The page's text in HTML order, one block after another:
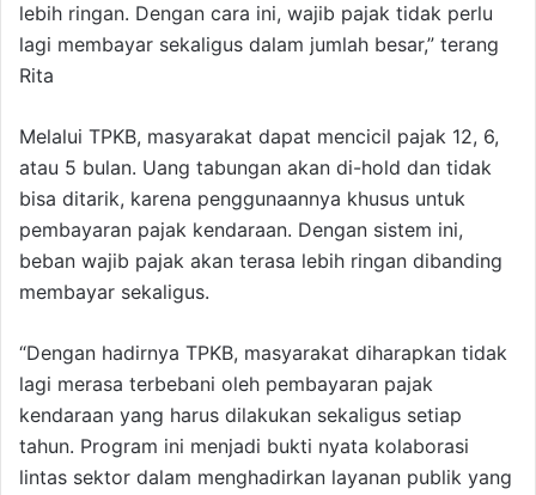
lebih ringan. Dengan cara ini, wajib pajak tidak perlu
lagi membayar sekaligus dalam jumlah besar,” terang
Rita
Melalui TPKB, masyarakat dapat mencicil pajak 12, 6,
atau 5 bulan. Uang tabungan akan di-hold dan tidak
bisa ditarik, karena penggunaannya khusus untuk
pembayaran pajak kendaraan. Dengan sistem ini,
beban wajib pajak akan terasa lebih ringan dibanding
membayar sekaligus.
“Dengan hadirnya TPKB, masyarakat diharapkan tidak
lagi merasa terbebani oleh pembayaran pajak
kendaraan yang harus dilakukan sekaligus setiap
tahun. Program ini menjadi bukti nyata kolaborasi
lintas sektor dalam menghadirkan layanan publik yang